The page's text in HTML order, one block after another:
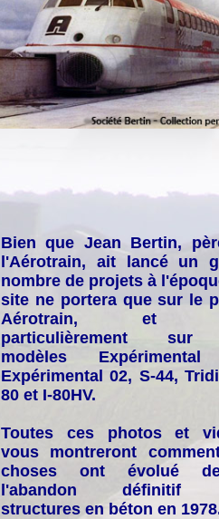
Bien que Jean Bertin,
l'Aérotrain, ait lancé un
nombre de projets à
site ne portera que sur le
Aérotrain, et
particulièrement
modèles
Expérimental 02, S-44,
80 et I-80HV.
Toutes ces photos et
vous montreront
choses ont évolué
l'abandon définitif
structures en béton en